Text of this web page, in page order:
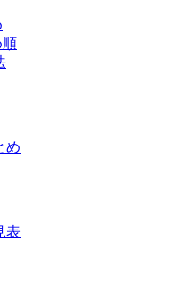
順
め
表